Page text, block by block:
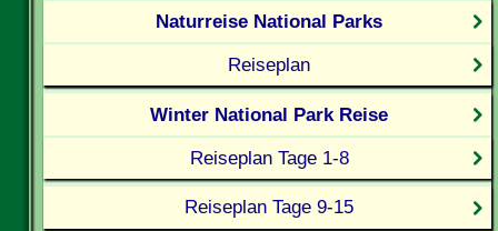
Naturreise National Parks
Reiseplan
Winter National Park Reise
Reiseplan Tage 1-8
Reiseplan Tage 9-15